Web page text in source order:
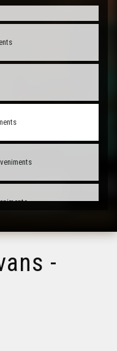
- Eveniments
-